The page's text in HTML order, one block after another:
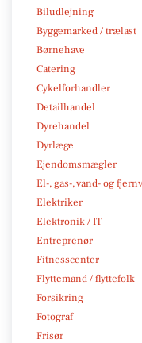
Biludlejning
Byggemarked / trælast
Børnehave
Catering
Cykelforhandler
Detailhandel
Dyrehandel
Dyrlæge
Ejendomsmægler
El-, gas-, vand- og
Elektriker
Elektronik / IT
Entreprenør
Fitnesscenter
Flyttemand / flyttefolk
Forsikring
Fotograf
Frisør